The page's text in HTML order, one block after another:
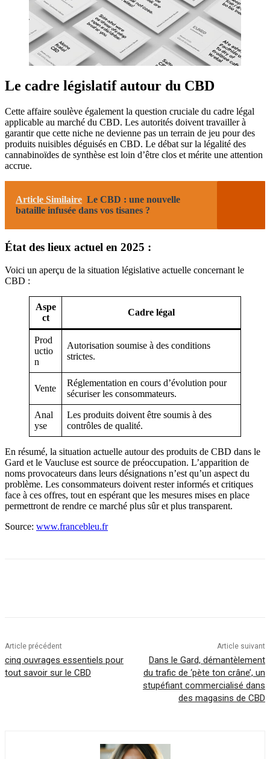
Le cadre législatif autour du CBD
Cette affaire soulève également la question cruciale du cadre légal
applicable au marché du CBD. Les autorités doivent travailler à
garantir que cette niche ne devienne pas un terrain de jeu pour des
produits nuisibles déguisés en CBD. Le débat sur la légalité des
cannabinoïdes de synthèse est loin d’être clos et mérite une attention
accrue.
Article Similaire Le CBD : une nouvelle
bataille infusée dans vos tisanes ?
État des lieux actuel en 2025 :
Voici un aperçu de la situation législative actuelle concernant le
CBD :
Aspe
ct
Cadre légal
Prod
uctio
n
Autorisation soumise à des conditions
strictes.
Vente
Réglementation en cours d’évolution pour
sécuriser les consommateurs.
Anal
yse
Les produits doivent être soumis à des
contrôles de qualité.
En résumé, la situation actuelle autour des produits de CBD dans le
Gard et le Vaucluse est source de préoccupation. L’apparition de
noms provocateurs dans leurs désignations n’est qu’un aspect du
problème. Les consommateurs doivent rester informés et critiques
face à ces offres, tout en espérant que les mesures mises en place
permettront de rendre ce marché plus sûr et plus transparent.
Source: www.francebleu.fr
Article précédent
cinq ouvrages essentiels pour
tout savoir sur le CBD
Article suivant
Dans le Gard, démantèlement
du trafic de ‘pète ton crâne’, un
stupéfiant commercialisé dans
des magasins de CBD